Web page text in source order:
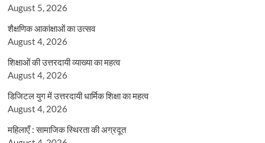
August 5, 2026
शैक्षणिक आकांक्षाओं का उत्सव
August 4, 2026
शिक्षाओं की उत्तरदायी व्याख्या का महत्व
August 4, 2026
डिजिटल युग में उत्तरदायी धार्मिक शिक्षा का महत्व
August 4, 2026
महिलाएँ : सामाजिक स्थिरता की अग्रदूत